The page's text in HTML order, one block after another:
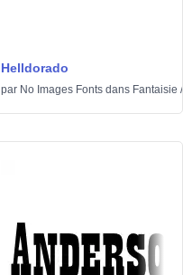
Helldorado
par No Images Fonts dans Fantaisie